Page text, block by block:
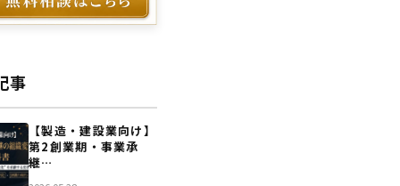
事
【製造・建設業向け】
第2創業期・事業承
継…